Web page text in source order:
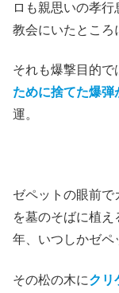
ロも親思いの孝
教会にいたところ
それも爆撃目的で
ために捨てた爆弾
運。
ゼペットの眼前で
を墓のそばに植
年、いつしかゼペ
その松の木にクリ